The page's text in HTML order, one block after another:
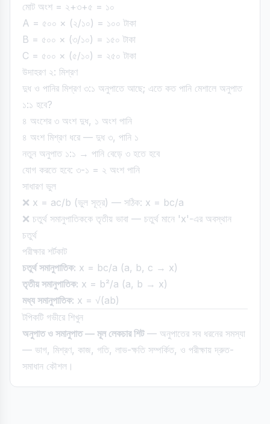
মোট অংশ = ২+৩+৫ = ১০
A = ৫০০ × (২/১০) = ১০০ টাকা
B = ৫০০ × (৩/১০) = ১৫০ টাকা
C = ৫০০ × (৫/১০) = ২৫০ টাকা
উদাহরণ ২: মিশ্রণ
দুধ ও পানির মিশ্রণ ৩:১ অনুপাতে আছে; এতে কত পানি মেশালে অনুপাত
১:১ হবে?
৪ অংশের ৩ অংশ দুধ, ১ অংশ পানি
৪ অংশ মিশ্রণ ধরে — দুধ ৩, পানি ১
নতুন অনুপাত ১:১ → পানি বেড়ে ৩ হতে হবে
যোগ করতে হবে: ৩-১ = ২ অংশ পানি
সাধারণ ভুল
❌ x = ac/b (ভুল সূত্র) — সঠিক: x = bc/a
❌ চতুর্থ সমানুপাতিককে তৃতীয় ভাবা — চতুর্থ মানে 'x'-এর অবস্থান
চতুর্থ
পরীক্ষার শর্টকাট
চতুর্থ সমানুপাতিক: x = bc/a (a, b, c → x)
তৃতীয় সমানুপাতিক: x = b²/a (a, b → x)
মধ্য সমানুপাতিক: x = √(ab)
টপিকটি গভীরে শিখুন
অনুপাত ও সমানুপাত — মূল লেকচার শিট— অনুপাতের সব ধরনের সমস্যা
— ভাগ, মিশ্রণ, কাজ, গতি, লাভ-ক্ষতি সম্পর্কিত, ও পরীক্ষায় দ্রুত-
সমাধান কৌশল।